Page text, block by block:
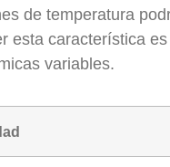
de temperatura
esta característica
variables.